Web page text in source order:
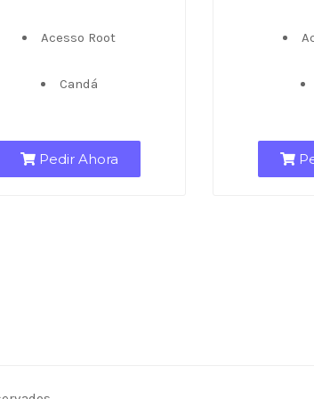
Acesso Root
Candá
Pedir Ahora